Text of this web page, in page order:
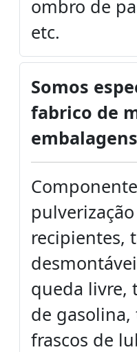
ombro de
etc.
Somos
fabrico de
recipientes,
queda livre,
de
frascos de